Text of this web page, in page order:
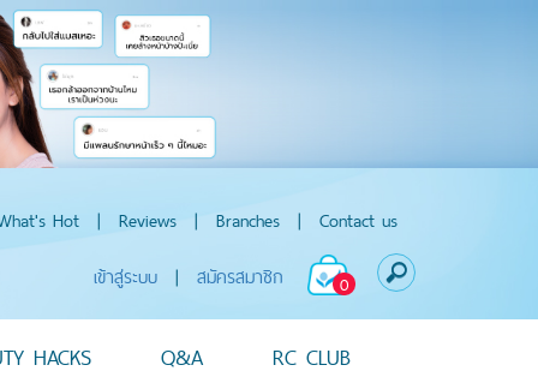
Hot | Reviews | Branches | Contact us
0
เข้าสู่ระบบ | สมัครสมาชิก
HACKS Q&A RC CLUB